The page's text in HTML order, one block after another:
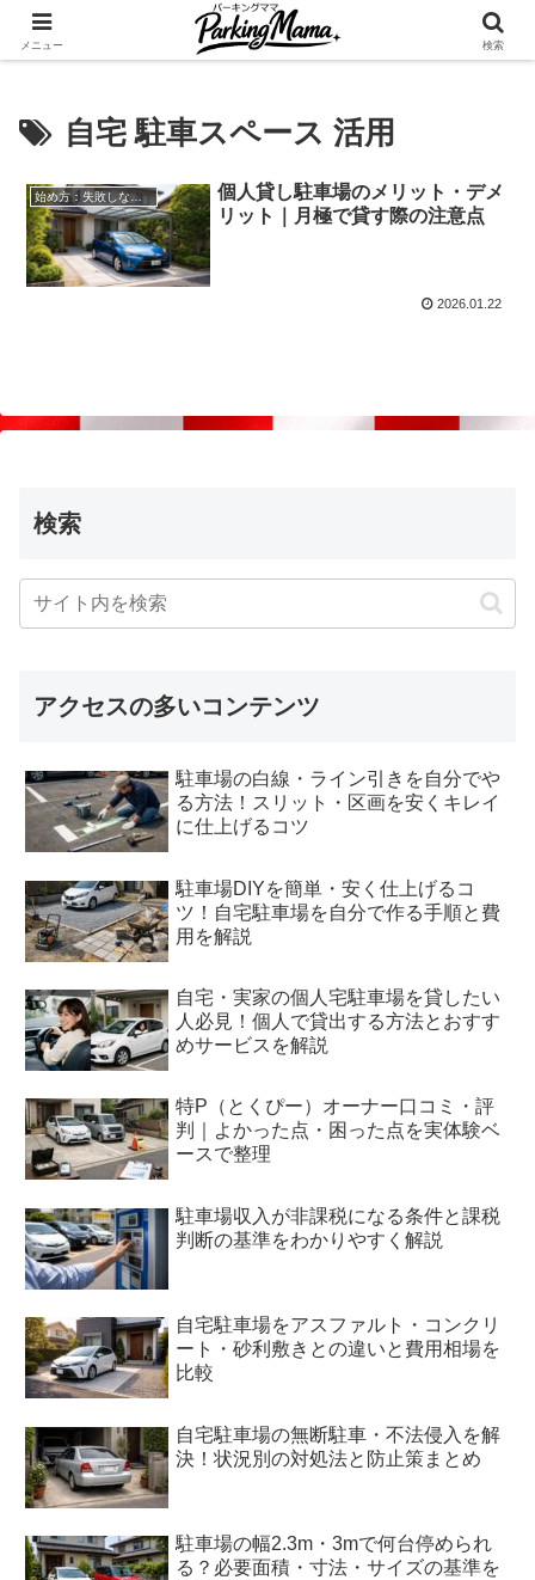
✨空き家・自宅の駐車場を貸してゆとりget🍵
自宅 駐車スペース 活用
始め方：失敗しない自宅駐車場貸し出し
個人貸し駐車場のメリット・デメ
リット｜月極で貸す際の注意点
2026.01.22
検索
アクセスの多いコンテンツ
駐車場の白線・ライン引きを自分でや
る方法！スリット・区画を安くキレイ
に仕上げるコツ
駐車場DIYを簡単・安く仕上げるコ
ツ！自宅駐車場を自分で作る手順と費
用を解説
自宅・実家の個人宅駐車場を貸したい
人必見！個人で貸出する方法とおすす
めサービスを解説
特P（とくぴー）オーナー口コミ・評
判｜よかった点・困った点を実体験ベ
ースで整理
駐車場収入が非課税になる条件と課税
判断の基準をわかりやすく解説
自宅駐車場をアスファルト・コンクリ
ート・砂利敷きとの違いと費用相場を
比較
自宅駐車場の無断駐車・不法侵入を解
決！状況別の対処法と防止策まとめ
駐車場の幅2.3m・3mで何台停められ
る？必要面積・寸法・サイズの基準を
メニュー 検索